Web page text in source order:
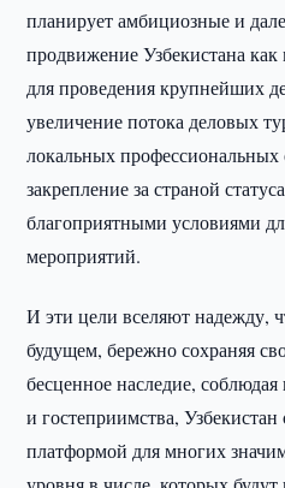
планирует амбициозные и
продвижение Узбекистана
для проведения крупнейших
увеличение потока деловых
локальных профессиональных
закрепление за страной
благоприятными условиями
мероприятий.
И эти цели вселяют надежду,
будущем, бережно сохраняя
бесценное наследие,
и гостеприимства, Узбекистан
платформой для многих